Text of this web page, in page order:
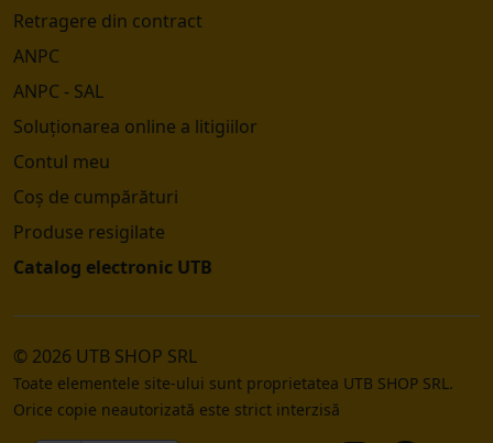
Retragere din contract
ANPC
ANPC - SAL
Soluționarea online a litigiilor
Contul meu
Coș de cumpărături
Produse resigilate
Catalog electronic UTB
© 2026 UTB SHOP SRL
Toate elementele site-ului sunt proprietatea UTB SHOP SRL.
Orice copie neautorizată este strict interzisă